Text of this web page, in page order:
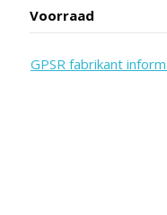
Voorraad
GPSR fabrikant